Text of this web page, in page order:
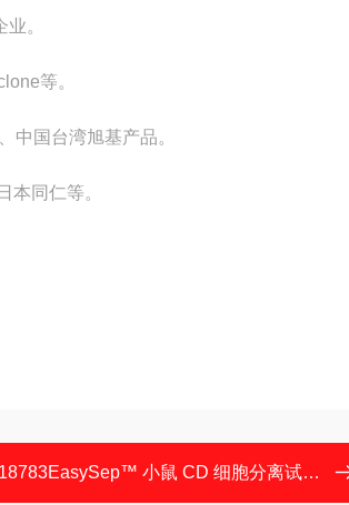
。
等。
中国台湾旭基产品。
本同仁等。
18783EasySep™ 小鼠 CD 细胞分离试剂盒 II